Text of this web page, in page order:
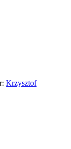
Krzysztof